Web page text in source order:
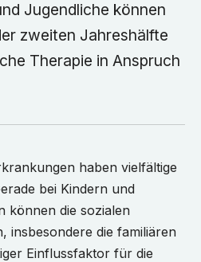
Jugendliche können
zweiten Jahreshälfte
Therapie in Anspruch
haben vielfältige
bei Kindern und
können die sozialen
insbesondere die familiären
Einflussfaktor für die